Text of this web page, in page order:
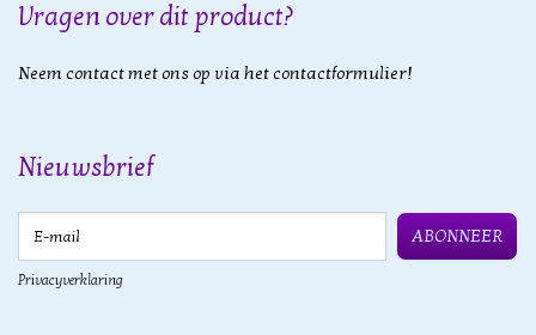
Vragen over dit product?
Neem contact met ons op via het contactformulier!
Nieuwsbrief
ABONNEER
Privacyverklaring